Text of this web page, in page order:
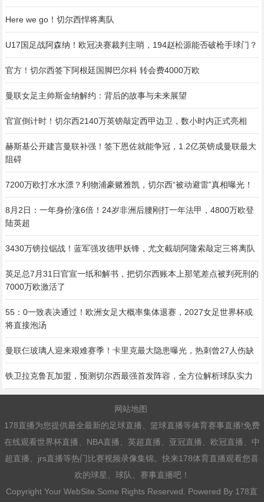
Here we go！切尔西悍将离队
U17国足战阿森纳！欧冠决赛裁判主哨，194赵松源能否破枪手球门？
官方！切尔西签下阿根廷国脚巴尔科 转会费4000万欧
曼联女足主帅斯金纳解约：背后的故事与未来展望
官宣倒计时！切尔西2140万英镑敲定西甲边卫，数小时内正式亮相
赫斯基公开建言曼联补强！签下恩佐就能争冠，1.2亿英镑成曼联最大
阻碍
7200万欧打水水漂？利物浦豪赌雅凯，切尔西“被动避雷”真相曝光！
8月2日：一年身价涨6倍！24岁非洲后腰刚打一年法甲，4800万欧登
陆英超
3430万镑拉锯战！蓝军强攻德甲妖锋，尤文截胡阿隆索敲定三将离队
英足总7月31日官宣一纸和解书，把切尔西账本上那笔差点被判死刑的
7000万欧激活了
55：0一致表决通过！欧洲女足大概率集体退赛，2027女足世界杯或
将直接泡汤
曼联仨玻璃人迎来艰难赛季！卡里克最大隐患曝光，热刺曾27人伤缺
铁卫拉克鲁瓦加盟，预测切尔西最强首发阵容，全方位解析球队实力
网站地图
178直播为您提供最全最新的足球直播、篮球直播等体育赛事直播!免费
在线观看世界杯直播、NBA直播、英超直播、亚冠直播、欧冠直播、中
超直播、jrs直播等热门比赛视频录像集锦。快来178体育直播观看您喜
欢的球星、球队、赛事直播吧！
Copyright Your WebSite.Some Rights Reserved. Powered By 178直